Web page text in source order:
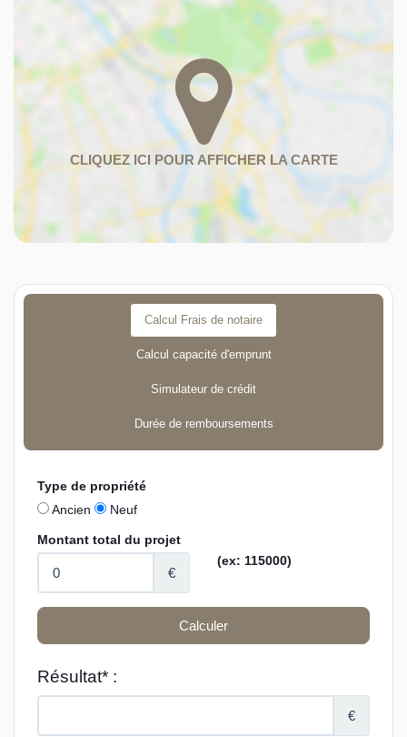
Calcul Frais de notaire
Calcul capacité d'emprunt
Simulateur de crédit
Durée de remboursements